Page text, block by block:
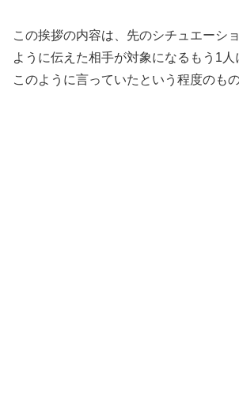
この挨拶の内容は、先のシチュエーシ
ように伝えた相手が対象になるもう1
このように言っていたという程度のも